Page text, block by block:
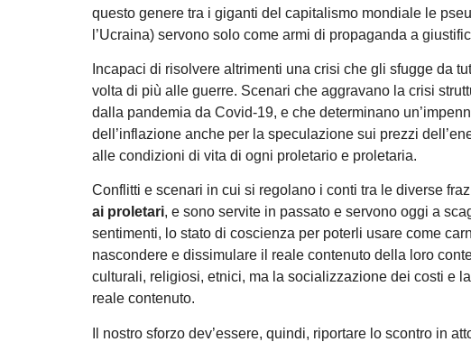
questo genere tra i giganti del capitalismo mondiale le
l’Ucraina) servono solo come armi di propaganda a
Incapaci di risolvere altrimenti una crisi che gli sfugge da
volta di più alle guerre. Scenari che aggravano la crisi
dalla pandemia da Covid-19, e che determinano
dell’inflazione anche per la speculazione sui prezzi
alle condizioni di vita di ogni proletario e proletaria.
Conflitti e scenari in cui si regolano i conti tra le diverse
ai proletari, e sono servite in passato e servono oggi a
sentimenti, lo stato di coscienza per poterli usare come
nascondere e dissimulare il reale contenuto della loro
culturali, religiosi, etnici, ma la socializzazione dei costi e
reale contenuto.
Il nostro sforzo dev’essere, quindi, riportare lo scontro in